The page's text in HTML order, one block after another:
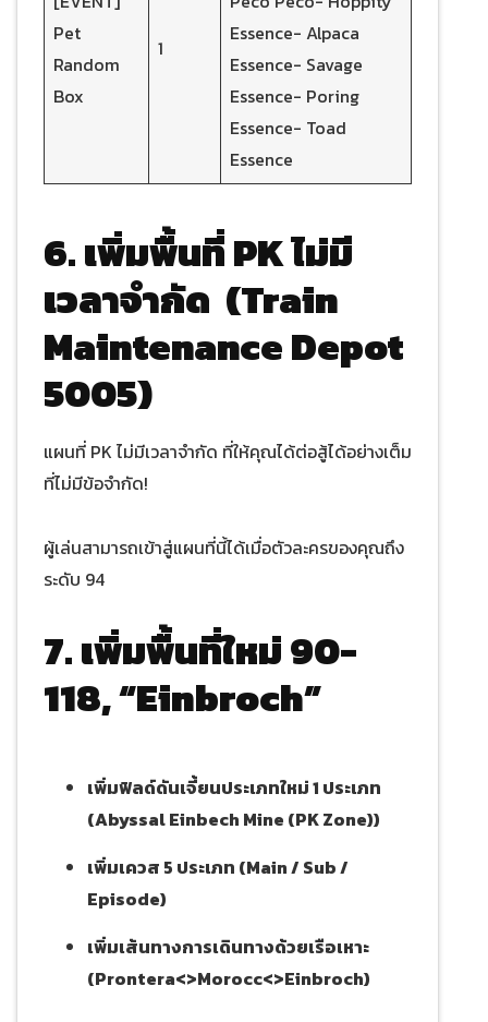
Pet
Random
Box
1
Essence- Alpaca
Essence- Savage
Essence- Poring
Essence- Toad
Essence
6. เพิ่มพื้นที่ PK ไม่มี
เวลาจำกัด (Train
Maintenance Depot
5005)
แผนที่ PK ไม่มีเวลาจำกัด ที่ให้คุณได้ต่อสู้ได้อย่างเต็ม
ที่ไม่มีข้อจำกัด!
ผู้เล่นสามารถเข้าสู่แผนที่นี้ได้เมื่อตัวละครของคุณถึง
ระดับ 94
7. เพิ่มพื้นที่ใหม่ 90-
118, “Einbroch”
เพิ่มฟิลด์ดันเจี้ยนประเภทใหม่ 1 ประเภท
(Abyssal Einbech Mine (PK Zone))
เพิ่มเควส 5 ประเภท (Main / Sub /
Episode)
เพิ่มเส้นทางการเดินทางด้วยเรือเหาะ
(Prontera<>Morocc<>Einbroch)